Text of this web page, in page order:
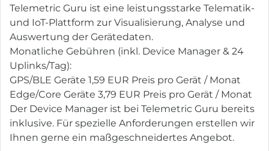
Telemetric Guru ist eine leistungsstarke Telematik-
und IoT-Plattform zur Visualisierung, Analyse und
Auswertung der Gerätedaten.
Monatliche Gebühren (inkl. Device Manager & 24
Uplinks/Tag):
GPS/BLE Geräte 1,59 EUR Preis pro Gerät / Monat
Edge/Core Geräte 3,79 EUR Preis pro Gerät / Monat
Der Device Manager ist bei Telemetric Guru bereits
inklusive. Für spezielle Anforderungen erstellen wir
Ihnen gerne ein maßgeschneidertes Angebot.